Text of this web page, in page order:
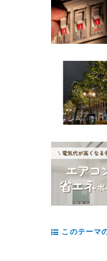
このテーマ